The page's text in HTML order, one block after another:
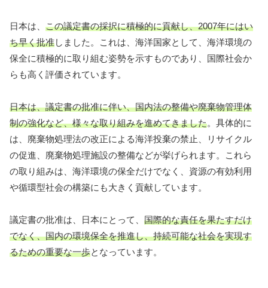
日本は、 この議定書の採択に積極的に貢献し、2007年にはい
ち早く批准しました。これは、海洋国家として、海洋環境の
保全に積極的に取り組む姿勢を示すものであり、国際社会か
らも高く評価されています。
日本は、議定書の批准に伴い、国内法の整備や廃棄物管理体
制の強化など、様々な取り組みを進めてきました。具体的に
は、廃棄物処理法の改正による海洋投棄の禁止、リサイクル
の促進、廃棄物処理施設の整備などが挙げられます。これら
の取り組みは、海洋環境の保全だけでなく、資源の有効利用
や循環型社会の構築にも大きく貢献しています。
議定書の批准は、日本にとって、 国際的な責任を果たすだけ
でなく、国内の環境保全を推進し、持続可能な社会を実現す
るための重要な一歩となっています。